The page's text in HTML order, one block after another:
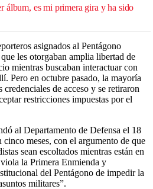
álbum, es mi primera gira y ha sido
asignados al Pentágono
les otorgaban amplia libertad de
mientras buscaban interactuar con
Pero en octubre pasado, la mayoría
credenciales de acceso y se retiraron
restricciones impuestas por el
al Departamento de Defensa el 18
meses, con el argumento de que
sean escoltados mientras están en
la Primera Enmienda y
del Pentágono de impedir la
militares”.